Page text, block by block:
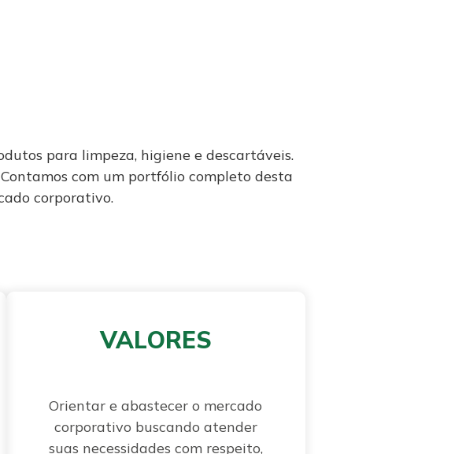
para limpeza, higiene e descartáveis.
com um portfólio completo desta
corporativo.
VALORES
Orientar e abastecer o mercado
corporativo buscando atender
suas necessidades com respeito,